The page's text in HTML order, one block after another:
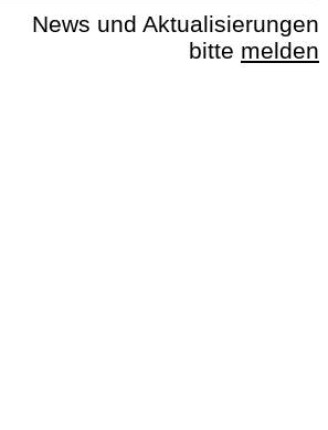
News und Aktualisierungen
bitte melden